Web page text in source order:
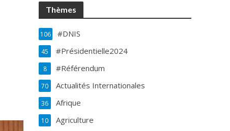
Thèmes
#DNIS
106
#Présidentielle2024
45
#Référendum
8
Actualités Internationales
70
Afrique
36
Agriculture
10